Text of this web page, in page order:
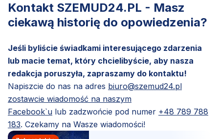
Kontakt SZEMUD24.PL - Masz
ciekawą historię do opowiedzenia?
Jeśli byliście świadkami interesującego zdarzenia
lub macie temat, który chcielibyście, aby nasza
redakcja poruszyła, zapraszamy do kontaktu!
Napiszcie do nas na adres biuro@szemud24.pl
zostawcie wiadomość na naszym
Facebook`u lub zadzwońcie pod numer +48 789 788
183. Czekamy na Wasze wiadomości!